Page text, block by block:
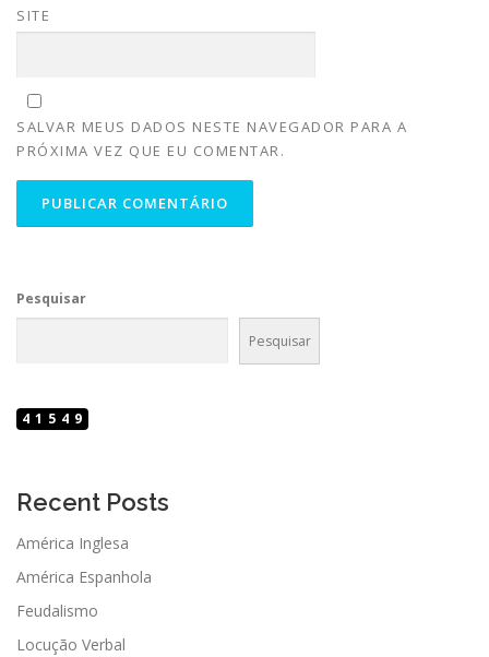
SITE
SALVAR MEUS DADOS NESTE NAVEGADOR PARA A
PRÓXIMA VEZ QUE EU COMENTAR.
Pesquisar
Pesquisar
41549
Recent Posts
América Inglesa
América Espanhola
Feudalismo
Locução Verbal